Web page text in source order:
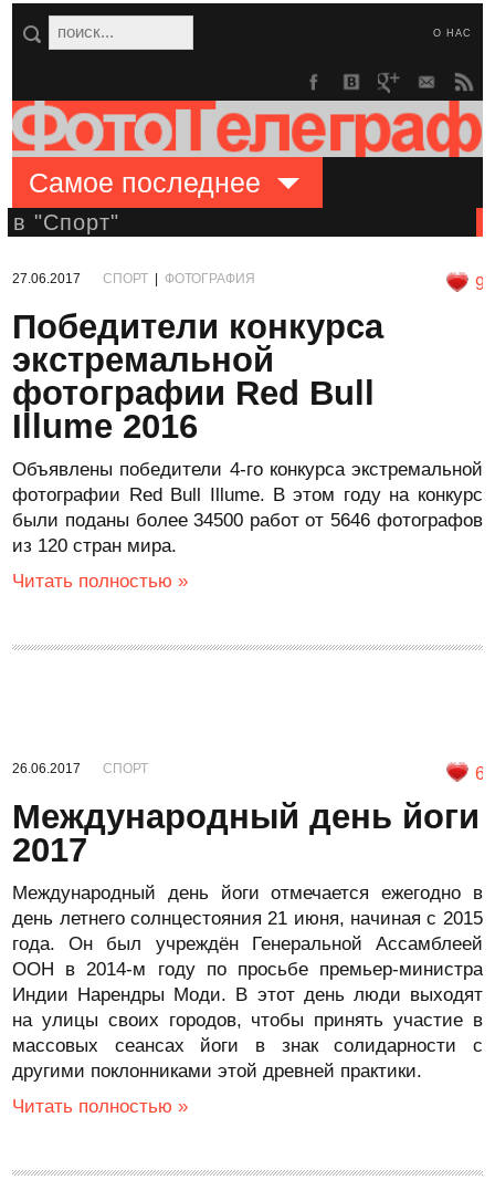
О НАС
Самое последнее
в "Спорт"
27.06.2017 СПОРТ |ФОТОГРАФИЯ 9
Победители конкурса
экстремальной
фотографии Red Bull
Illume 2016
Объявлены победители 4-го конкурса экстремальной
фотографии Red Bull Illume. В этом году на конкурс
были поданы более 34500 работ от 5646 фотографов
из 120 стран мира.
Читать полностью »
26.06.2017 СПОРТ 6
Международный день йоги
2017
Международный день йоги отмечается ежегодно в
день летнего солнцестояния 21 июня, начиная с 2015
года. Он был учреждён Генеральной Ассамблеей
ООН в 2014-м году по просьбе премьер-министра
Индии Нарендры Моди. В этот день люди выходят
на улицы своих городов, чтобы принять участие в
массовых сеансах йоги в знак солидарности с
другими поклонниками этой древней практики.
Читать полностью »